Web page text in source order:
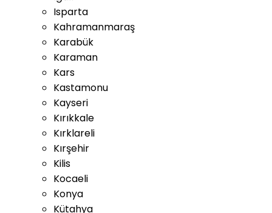
Isparta
Kahramanmaraş
Karabük
Karaman
Kars
Kastamonu
Kayseri
Kırıkkale
Kırklareli
Kırşehir
Kilis
Kocaeli
Konya
Kütahya